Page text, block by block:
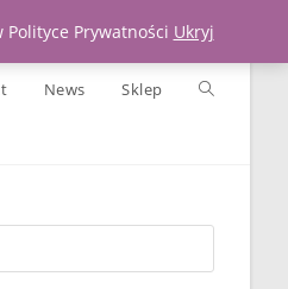
Koszyk Zadzwoń 539 391 290
News Sklep
Polityce Prywatności Ukryj